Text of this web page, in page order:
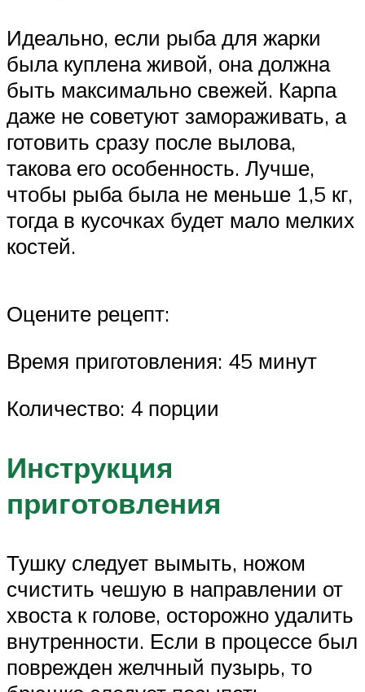
Идеально, если рыба для жарки
была куплена живой, она должна
быть максимально свежей. Карпа
даже не советуют замораживать, а
готовить сразу после вылова,
такова его особенность. Лучше,
чтобы рыба была не меньше 1,5 кг,
тогда в кусочках будет мало мелких
костей.
Оцените рецепт:
Время приготовления: 45 минут
Количество: 4 порции
Инструкция
приготовления
Тушку следует вымыть, ножом
счистить чешую в направлении от
хвоста к голове, осторожно удалить
внутренности. Если в процессе был
поврежден желчный пузырь, то